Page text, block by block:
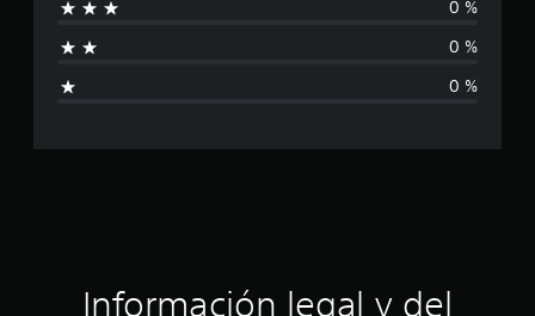
a
f
a
0 %
0 %
0 %
Información legal y del